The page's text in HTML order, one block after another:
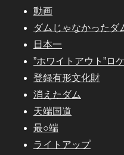
動画
ダムじゃなかったダ
日本一
”ホワイトアウト”ロ
登録有形文化財
消えたダム
天端国道
最○端
ライトアップ